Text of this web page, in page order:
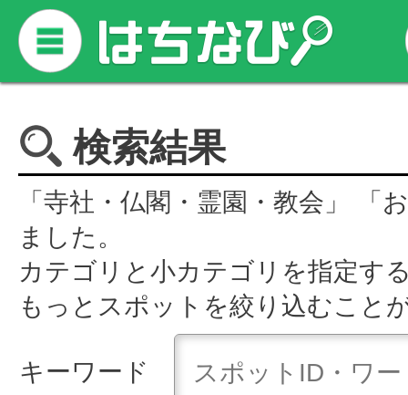
検索結果
「寺社・仏閣・霊園・教会」 「
ました。
カテゴリと小カテゴリを指定す
もっとスポットを絞り込むこと
キーワード